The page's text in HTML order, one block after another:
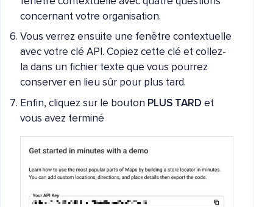
concernant votre organisation.
Vous verrez ensuite une fenêtre contextuelle
avec votre clé API. Copiez cette clé et collez-
la dans un fichier texte que vous pourrez
conserver en lieu sûr pour plus tard.
Enfin, cliquez sur le bouton PLUS TARD et
vous avez terminé